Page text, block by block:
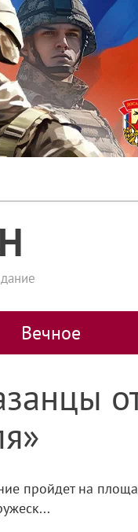
Вечное
пройдет на